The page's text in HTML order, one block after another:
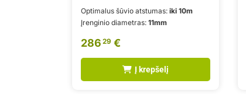
Optimalus šūvio atstumas: iki 10m
Įrenginio diametras: 11mm
286 29 €
Į krepšelį